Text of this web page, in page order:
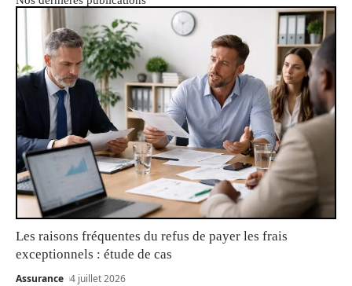
Les raisons fréquentes du refus de payer les frais
exceptionnels : étude de cas
Assurance 4 juillet 2026